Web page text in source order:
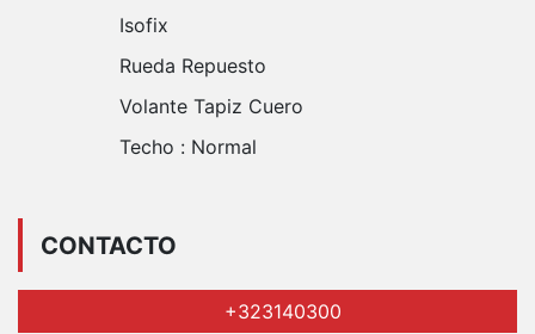
Isofix
Rueda Repuesto
Volante Tapiz Cuero
Techo : Normal
CONTACTO
+323140300